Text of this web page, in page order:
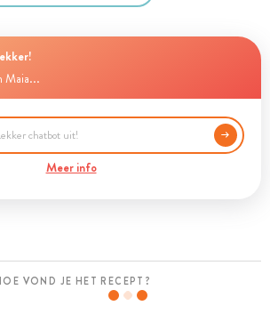
Maia...
Meer info
VOND JE HET RECEPT?